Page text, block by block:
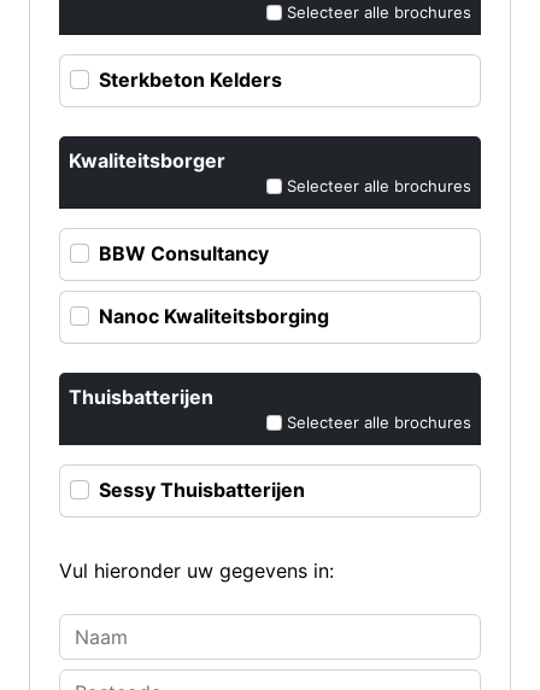
Selecteer alle brochures
Sterkbeton Kelders
Kwaliteitsborger
Selecteer alle brochures
BBW Consultancy
Nanoc Kwaliteitsborging
Thuisbatterijen
Selecteer alle brochures
Sessy Thuisbatterijen
Vul hieronder uw gegevens in: